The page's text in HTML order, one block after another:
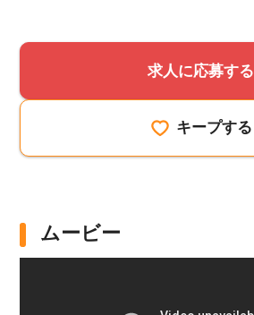
求人に応募する
キープする
ムービー